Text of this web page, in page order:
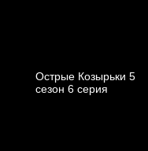
Острые Козырьки 5
cезон 6 cерия